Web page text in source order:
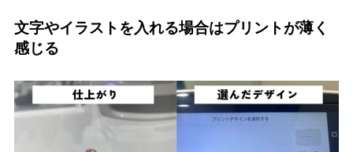
文字やイラストを入れる場合はプリントが薄く
感じる